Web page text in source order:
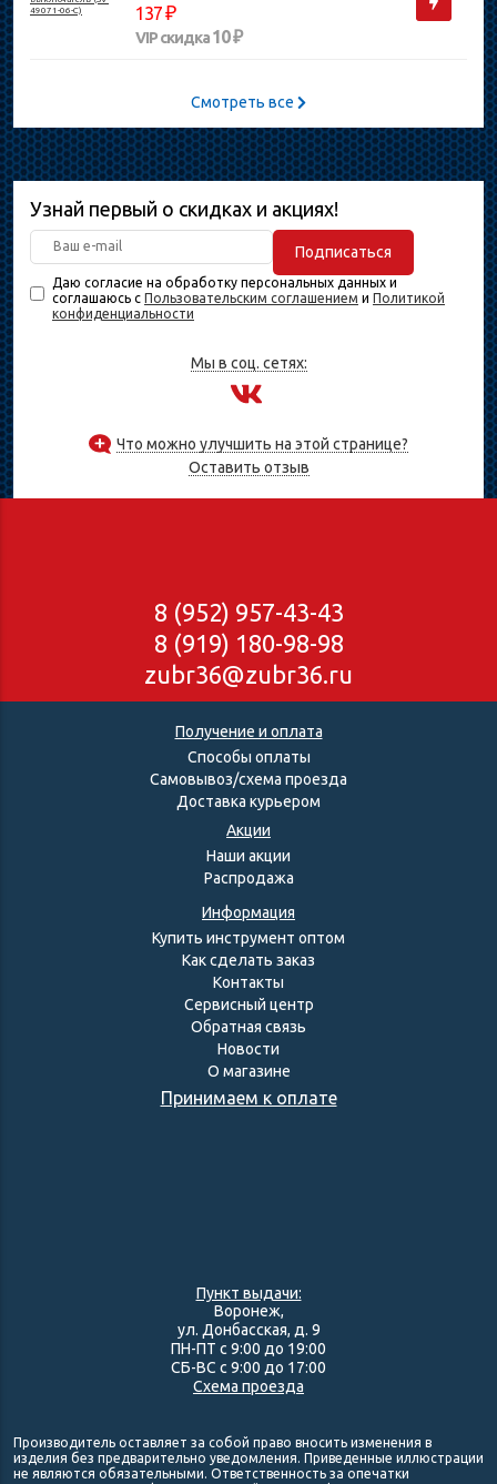
137₽
VIP скидка10 ₽
Смотреть все
Узнай первый о скидках и акциях!
Подписаться
Даю согласие на обработку персональных данных и
соглашаюсь с Пользовательским соглашением и Политикой
конфиденциальности
Мы в соц. сетях:
Что можно улучшить на этой странице?
Оставить отзыв
8 (952) 957-43-43
8 (919) 180-98-98
zubr36@zubr36.ru
Получение и оплата
Способы оплаты
Самовывоз/схема проезда
Доставка курьером
Акции
Наши акции
Распродажа
Информация
Купить инструмент оптом
Как сделать заказ
Контакты
Сервисный центр
Обратная связь
Новости
О магазине
Принимаем к оплате
Пункт выдачи:
Воронеж,
ул. Донбасская, д. 9
ПН-ПТ с 9:00 до 19:00
СБ-ВС с 9:00 до 17:00
Схема проезда
Производитель оставляет за собой право вносить изменения в
изделия без предварительно уведомления. Приведенные иллюстрации
не являются обязательными. Ответственность за опечатки